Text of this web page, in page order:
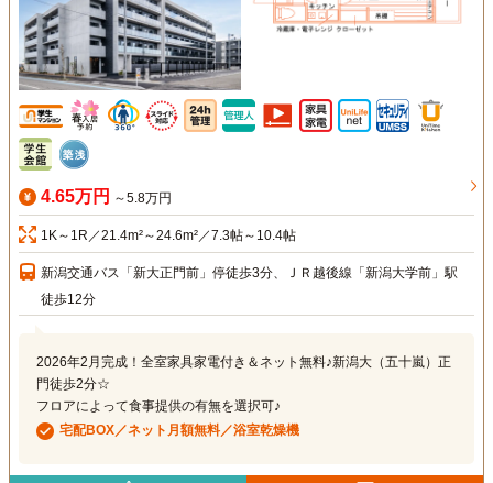
4.65万円 ～5.8万円
1K～1R／21.4m²～24.6m²／7.3帖～10.4帖
新潟交通バス「新大正門前」停徒歩3分、ＪＲ越後線「新潟大学前」駅
徒歩12分
2026年2月完成！全室家具家電付き＆ネット無料♪新潟大（五十嵐）正
門徒歩2分☆
フロアによって食事提供の有無を選択可♪
宅配BOX／ネット月額無料／浴室乾燥機